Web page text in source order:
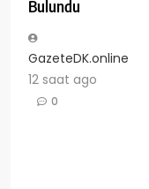
Bulundu
GazeteDK.online
12 saat ago
0